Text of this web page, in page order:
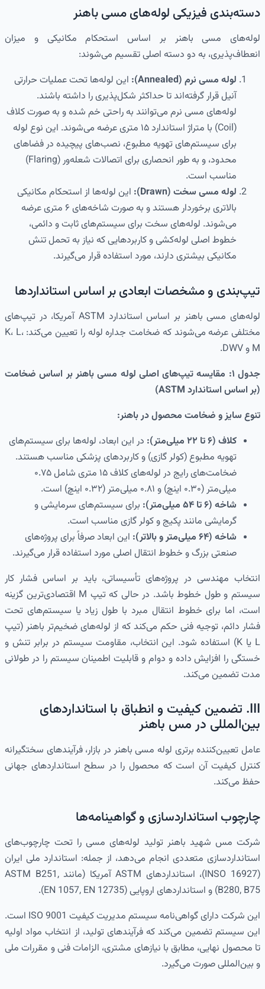
دسته‌بندی فیزیکی لوله‌های مسی باهنر
لوله‌های مسی باهنر بر اساس استحکام مکانیکی و میزان
انعطاف‌پذیری، به دو دسته اصلی تقسیم می‌شوند:
لوله مسی نرم (Annealed):
این لوله‌ها تحت عملیات حرارتی
آنیل قرار گرفته‌اند تا حداکثر شکل‌پذیری را داشته باشند.
لوله‌های مسی نرم می‌توانند به راحتی خم شده و به صورت کلاف
(Coil) با متراژ استاندارد ۱۵ متری عرضه می‌شوند. این نوع لوله
برای سیستم‌های تهویه مطبوع، نصب‌های پیچیده در فضاهای
محدود، و به طور انحصاری برای اتصالات شعله‌ور (Flaring)
مناسب است.
لوله مسی سخت (Drawn):
این لوله‌ها از استحکام مکانیکی
بالاتری برخوردار هستند و به صورت شاخه‌های ۶ متری عرضه
می‌شوند. لوله‌های سخت برای سیستم‌های ثابت و دائمی،
خطوط اصلی لوله‌کشی و کاربردهایی که نیاز به تحمل تنش
مکانیکی بیشتری دارند، مورد استفاده قرار می‌گیرند.
تیپ‌بندی و مشخصات ابعادی بر اساس استانداردها
لوله‌های مسی باهنر بر اساس استاندارد ASTM آمریکا، در تیپ‌های
مختلفی عرضه می‌شوند که ضخامت جداره لوله را تعیین می‌کند: K، L،
M و DWV.
جدول ۱: مقایسه تیپ‌های اصلی لوله مسی باهنر بر اساس ضخامت
(بر اساس استاندارد ASTM)
تنوع سایز و ضخامت محصول در باهنر:
کلاف (۶ تا ۲۲ میلی‌متر):
در این ابعاد، لوله‌ها برای سیستم‌های
تهویه مطبوع (کولر گازی) و کاربردهای پزشکی مناسب هستند.
ضخامت‌های رایج در لوله‌های کلاف ۱۵ متری شامل ۰.۷۵
میلی‌متر (۰.۳۰ اینچ) و ۰.۸۱ میلی‌متر (۰.۳۲ اینچ) است.
شاخه (۶ تا ۵۴ میلی‌متر):
برای سیستم‌های سرمایشی و
گرمایشی مانند پکیج و کولر گازی مناسب است.
شاخه (۶۴ میلی‌متر و بالاتر):
این ابعاد صرفاً برای پروژه‌های
صنعتی بزرگ و خطوط انتقال اصلی مورد استفاده قرار می‌گیرند.
انتخاب مهندسی در پروژه‌های تأسیساتی، باید بر اساس فشار کار
سیستم و طول خطوط باشد. در حالی که تیپ M اقتصادی‌ترین گزینه
است، اما برای خطوط انتقال مبرد با طول زیاد یا سیستم‌های تحت
فشار دائم، توجیه فنی حکم می‌کند که از لوله‌های ضخیم‌تر باهنر (تیپ
L یا K) استفاده شود. این انتخاب، مقاومت سیستم در برابر تنش و
خستگی را افزایش داده و دوام و قابلیت اطمینان سیستم را در طولانی
مدت تضمین می‌کند.
III. تضمین کیفیت و انطباق با استانداردهای
بین‌المللی در مس باهنر
عامل تعیین‌کننده برتری لوله مسی باهنر در بازار، فرآیندهای سختگیرانه
کنترل کیفیت آن است که محصول را در سطح استانداردهای جهانی
حفظ می‌کند.
چارچوب استانداردسازی و گواهینامه‌ها
شرکت مس شهید باهنر تولید لوله‌های مسی را تحت چارچوب‌های
استانداردسازی متعددی انجام می‌دهد، از جمله: استاندارد ملی ایران
(INSO 16927)، استانداردهای ASTM آمریکا (مانند ASTM B251,
B280, B75) و استانداردهای اروپایی (EN 1057, EN 12735).
این شرکت دارای گواهی‌نامه سیستم مدیریت کیفیت ISO 9001 است.
این سیستم تضمین می‌کند که فرآیندهای تولید، از انتخاب مواد اولیه
تا محصول نهایی، مطابق با نیازهای مشتری، الزامات فنی و مقررات ملی
و بین‌المللی صورت می‌گیرد.